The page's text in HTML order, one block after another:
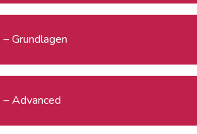
Grundlagen
– Advanced